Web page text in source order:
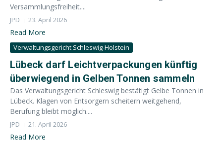
Versammlungsfreiheit....
JPD 23. April 2026
Read More
Verwaltungsgericht Schleswig-Holstein
Lübeck darf Leichtverpackungen künftig
überwiegend in Gelben Tonnen sammeln
Das Verwaltungsgericht Schleswig bestätigt Gelbe Tonnen in
Lübeck. Klagen von Entsorgern scheitern weitgehend,
Berufung bleibt möglich....
JPD 21. April 2026
Read More